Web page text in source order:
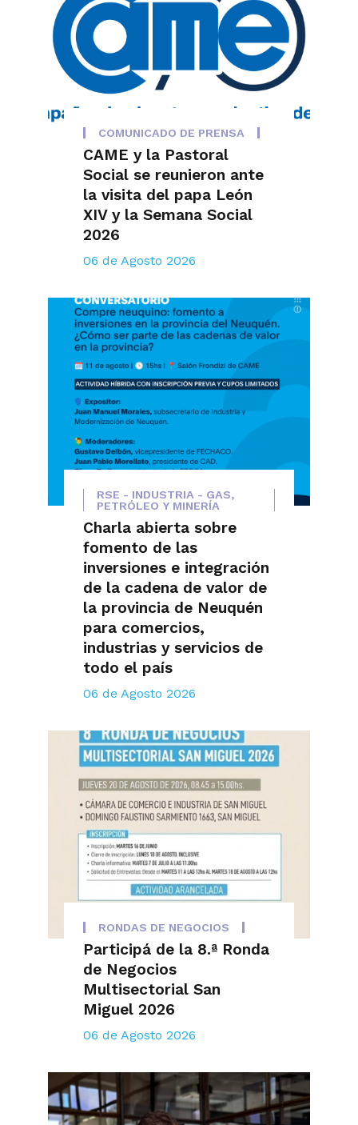
COMUNICADO DE PRENSA
CAME y la Pastoral
Social se reunieron ante
la visita del papa León
XIV y la Semana Social
2026
06 de Agosto 2026
RSE - INDUSTRIA - GAS,
PETRÓLEO Y MINERÍA
Charla abierta sobre
fomento de las
inversiones e integración
de la cadena de valor de
la provincia de Neuquén
para comercios,
industrias y servicios de
todo el país
06 de Agosto 2026
RONDAS DE NEGOCIOS
Participá de la 8.ª Ronda
de Negocios
Multisectorial San
Miguel 2026
06 de Agosto 2026